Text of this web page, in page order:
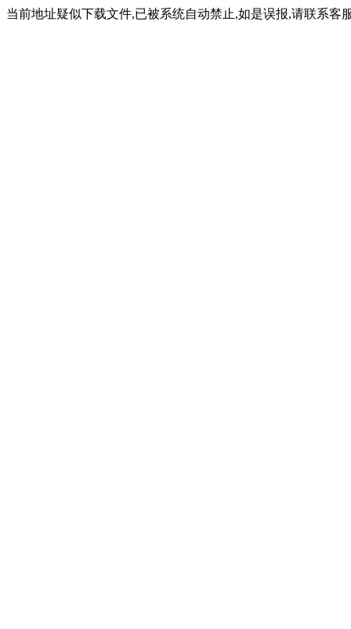
当前地址疑似下载文件,已被系统自动禁止,如是误报,请联系客